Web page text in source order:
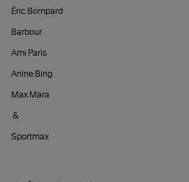
Éric Bompard
Barbour
Ami Paris
Anine Bing
Max Mara
&
Sportmax